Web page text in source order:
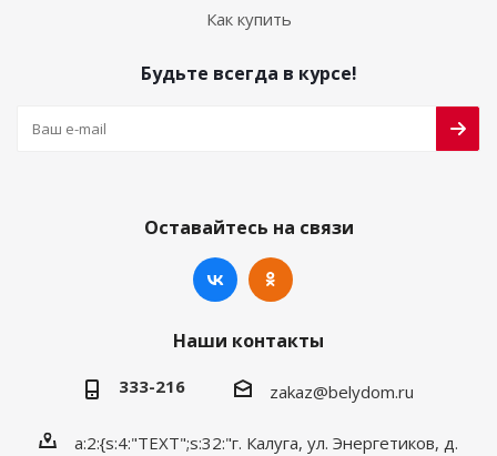
Как купить
Будьте всегда в курсе!
Оставайтесь на связи
Наши контакты
333-216 zakaz@belydom.ru
a:2:{s:4:"TEXT";s:32:"г. Калуга, ул. Энергетиков, д.